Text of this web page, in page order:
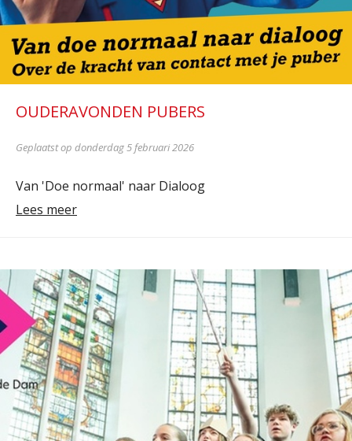
OUDERAVONDEN PUBERS
Geplaatst op donderdag 5 februari 2026
Van 'Doe normaal' naar Dialoog
Lees meer